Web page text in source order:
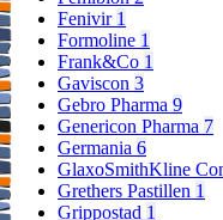
Fenivir 1
Formoline 1
Frank&Co 1
Gaviscon 3
Gebro Pharma 9
Genericon Pharma 7
Germania 6
GlaxoSmithKline
Grethers Pastillen 1
Grippostad 1